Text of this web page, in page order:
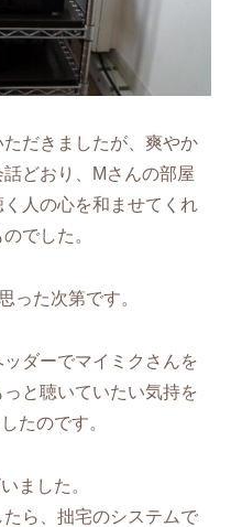
だきましたが、爽やか
どおり、Mさんの部屋
人の心を和ませてくれ
でした。
った次第です。
ダーでマイミクさんを
と聴いていたい気持を
たのです。
ました。
ら、拙宅のシステムで